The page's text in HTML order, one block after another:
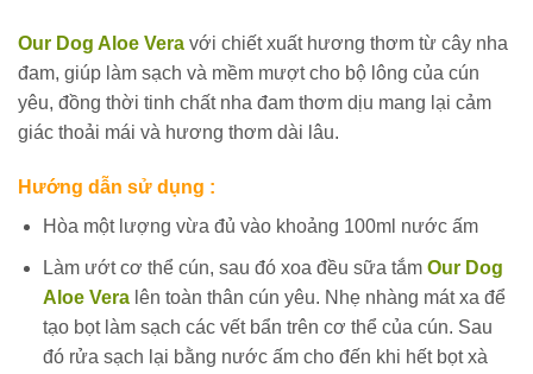
Our Dog Aloe Vera với chiết xuất hương thơm từ cây nha
đam, giúp làm sạch và mềm mượt cho bộ lông của cún
yêu, đồng thời tinh chất nha đam thơm dịu mang lại cảm
giác thoải mái và hương thơm dài lâu.
Hướng dẫn sử dụng :
Hòa một lượng vừa đủ vào khoảng 100ml nước ấm
Làm ướt cơ thể cún, sau đó xoa đều sữa tắm Our Dog
Aloe Vera lên toàn thân cún yêu. Nhẹ nhàng mát xa để
tạo bọt làm sạch các vết bẩn trên cơ thể của cún. Sau
đó rửa sạch lại bằng nước ấm cho đến khi hết bọt xà